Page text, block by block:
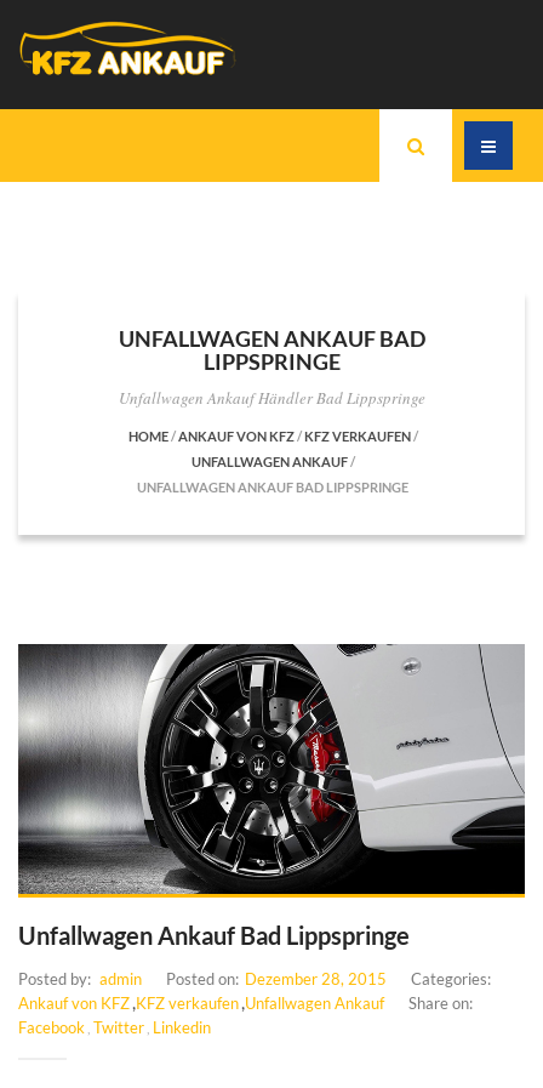
UNFALLWAGEN ANKAUF BAD
LIPPSPRINGE
Unfallwagen Ankauf Händler Bad Lippspringe
HOME/ANKAUF VON KFZ/KFZ VERKAUFEN/
UNFALLWAGEN ANKAUF/
UNFALLWAGEN ANKAUF BAD LIPPSPRINGE
Unfallwagen Ankauf Bad Lippspringe
Posted by: admin Posted on: Dezember 28, 2015
Categories:
Ankauf von KFZ,KFZ verkaufen,Unfallwagen Ankauf
Share on:
Facebook , Twitter , Linkedin